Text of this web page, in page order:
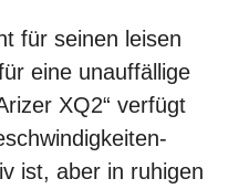
für seinen leisen
eine unauffällige
XQ2“ verfügt
ist, aber in ruhigen